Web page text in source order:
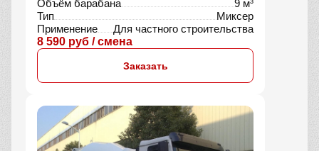
Объём барабана
9 м³
Тип
Миксер
Применение
Для частного строительства
8 590 руб / смена
Заказать